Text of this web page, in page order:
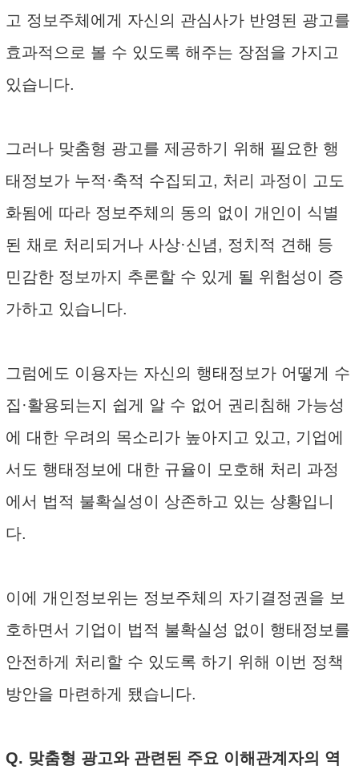
고 정보주체에게 자신의 관심사가 반영된 광고를
효과적으로 볼 수 있도록 해주는 장점을 가지고
있습니다.
그러나 맞춤형 광고를 제공하기 위해 필요한 행
태정보가 누적·축적 수집되고, 처리 과정이 고도
화됨에 따라 정보주체의 동의 없이 개인이 식별
된 채로 처리되거나 사상·신념, 정치적 견해 등
민감한 정보까지 추론할 수 있게 될 위험성이 증
가하고 있습니다.
그럼에도 이용자는 자신의 행태정보가 어떻게 수
집·활용되는지 쉽게 알 수 없어 권리침해 가능성
에 대한 우려의 목소리가 높아지고 있고, 기업에
서도 행태정보에 대한 규율이 모호해 처리 과정
에서 법적 불확실성이 상존하고 있는 상황입니
다.
이에 개인정보위는 정보주체의 자기결정권을 보
호하면서 기업이 법적 불확실성 없이 행태정보를
안전하게 처리할 수 있도록 하기 위해 이번 정책
방안을 마련하게 됐습니다.
Q. 맞춤형 광고와 관련된 주요 이해관계자의 역